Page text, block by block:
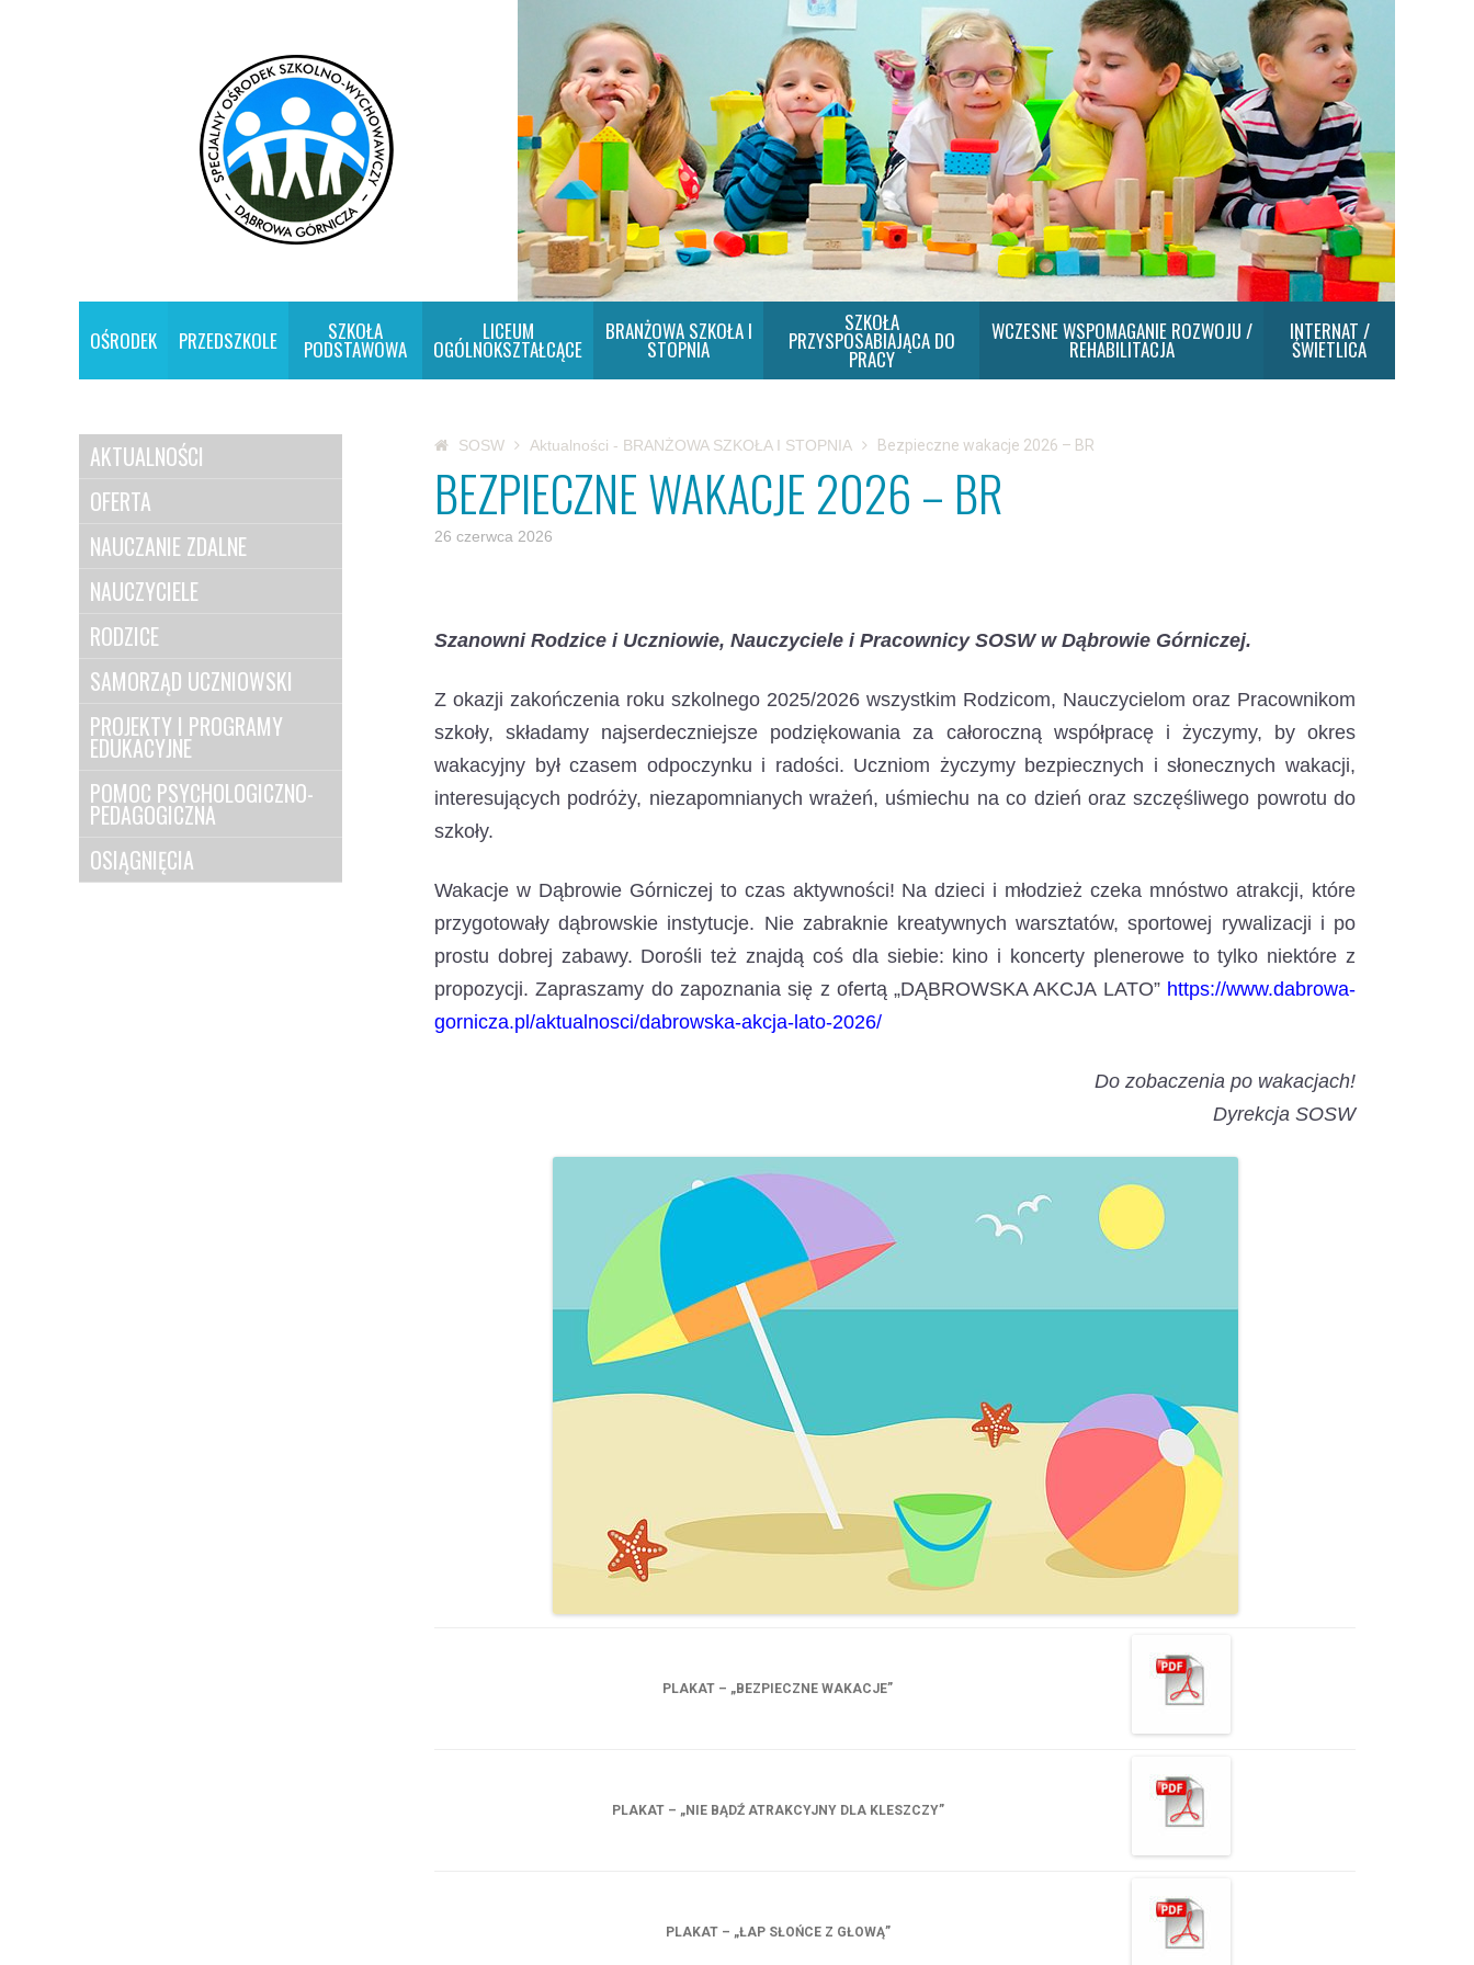
OŚRODEK PRZEDSZKOLE SZKOŁA
PODSTAWOWA
LICEUM
OGÓLNOKSZTAŁCĄCE
BRANŻOWA SZKOŁA I
STOPNIA
SZKOŁA
PRZYSPOSABIAJĄCA DO
PRACY
WCZESNE WSPOMAGANIE ROZWOJU /
REHABILITACJA
INTERNAT /
ŚWIETLICA
AKTUALNOŚCI
OFERTA
NAUCZANIE ZDALNE
NAUCZYCIELE
RODZICE
SAMORZĄD UCZNIOWSKI
PROJEKTY I PROGRAMY
EDUKACYJNE
POMOC PSYCHOLOGICZNO-
PEDAGOGICZNA
OSIĄGNIĘCIA
SOSW Aktualności - BRANŻOWA SZKOŁA I STOPNIA Bezpieczne wakacje 2026 – BR
BEZPIECZNE WAKACJE 2026 – BR
26 czerwca 2026
Szanowni Rodzice i Uczniowie, Nauczyciele i Pracownicy SOSW w Dąbrowie Górniczej.
Z okazji zakończenia roku szkolnego 2025/2026 wszystkim Rodzicom, Nauczycielom oraz Pracownikom
szkoły, składamy najserdeczniejsze podziękowania za całoroczną współpracę i życzymy, by okres
wakacyjny był czasem odpoczynku i radości. Uczniom życzymy bezpiecznych i słonecznych wakacji,
interesujących podróży, niezapomnianych wrażeń, uśmiechu na co dzień oraz szczęśliwego powrotu do
szkoły.
Wakacje w Dąbrowie Górniczej to czas aktywności! Na dzieci i młodzież czeka mnóstwo atrakcji, które
przygotowały dąbrowskie instytucje. Nie zabraknie kreatywnych warsztatów, sportowej rywalizacji i po
prostu dobrej zabawy. Dorośli też znajdą coś dla siebie: kino i koncerty plenerowe to tylko niektóre z
propozycji. Zapraszamy do zapoznania się z ofertą „DĄBROWSKA AKCJA LATO” https://www.dabrowa-
gornicza.pl/aktualnosci/dabrowska-akcja-lato-2026/
Do zobaczenia po wakacjach!
Dyrekcja SOSW
PLAKAT – „BEZPIECZNE WAKACJE”
PLAKAT – „NIE BĄDŹ ATRAKCYJNY DLA KLESZCZY”
PLAKAT – „ŁAP SŁOŃCE Z GŁOWĄ”